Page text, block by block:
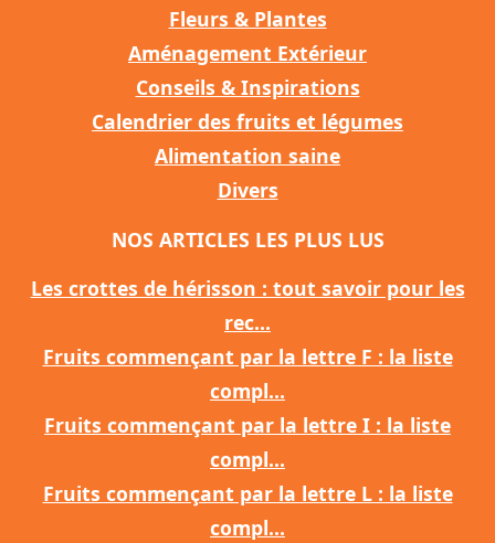
Fleurs & Plantes
Aménagement Extérieur
Conseils & Inspirations
Calendrier des fruits et légumes
Alimentation saine
Divers
NOS ARTICLES LES PLUS LUS
Les crottes de hérisson : tout savoir pour les
rec...
Fruits commençant par la lettre F : la liste
compl...
Fruits commençant par la lettre I : la liste
compl...
Fruits commençant par la lettre L : la liste
compl...